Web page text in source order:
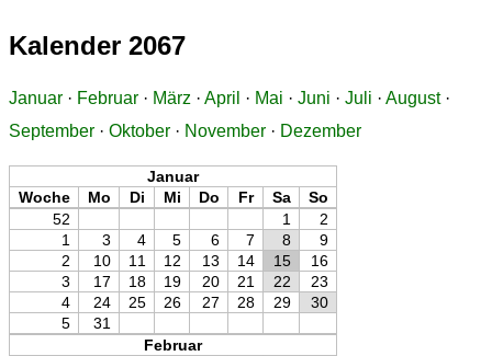
Kalender 2067
Januar · Februar · März · April · Mai · Juni · Juli · August·
September · Oktober · November · Dezember
Januar
Woche
Mo Di Mi Do Fr Sa
So
52
1
2
1
3 4 5 6 7 8
9
2
10 11 12 13 14 15
16
3
17 18 19 20 21 22
23
4
24 25 26 27 28 29
30
5
31
Februar